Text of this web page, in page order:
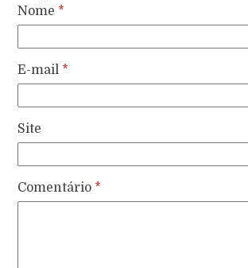
Nome *
E-mail *
Site
Comentário *